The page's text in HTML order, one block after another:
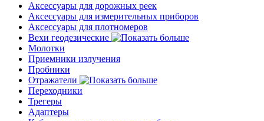
Аксессуары для дорожных реек
Аксессуары для измерительных приборов
Аксессуары для плотномеров
Вехи геодезические
Молотки
Приемники излучения
Пробники
Отражатели
Переходники
Трегеры
Адаптеры